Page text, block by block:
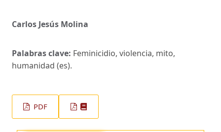
Carlos Jesús Molina
Palabras clave: Feminicidio, violencia, mito,
humanidad (es).
PDF